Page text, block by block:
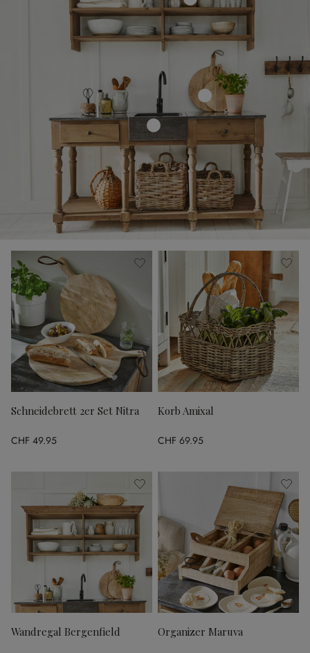
Schneidebrett 2er Set Nitra
CHF 49.95
Korb Amixal
CHF 69.95
Wandregal Bergenfield Organizer Maruva